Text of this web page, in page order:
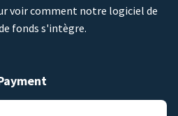
voir comment notre logiciel de
fonds s'intègre.